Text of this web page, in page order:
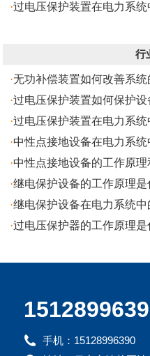
·过电压保护装置在电力系
行
·无功补偿装置如何改善系
·过电压保护装置如何保护
·过电压保护装置在电力系
·中性点接地设备在电力系
·中性点接地设备的工作原
·继电保护设备的工作原理是
·继电保护设备在电力系统中
·过电压保护器的工作原理是
手机：15128996390